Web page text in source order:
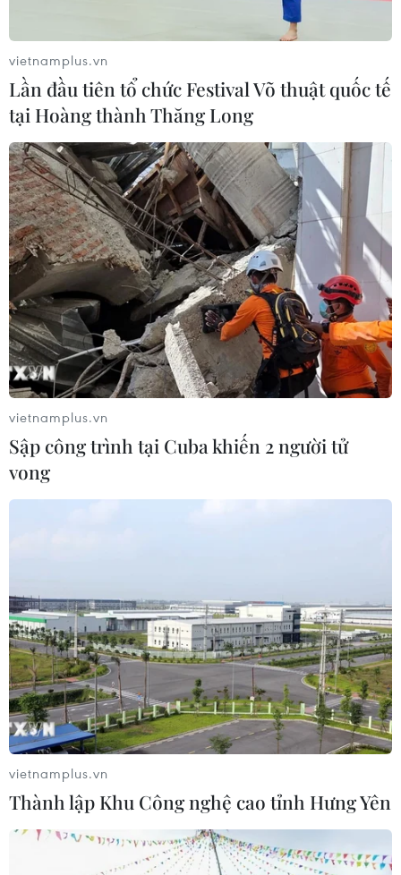
Ngày Quốc tế Yoga: Hơn 500 người tham
gia hưởng ứng "Yoga vì bản thân và xã hội"
30/06/2024 03:53
Theo đại diện Đại sứ quán Ấn Độ tại Việt Nam, Ngày
Quốc tế Yoga năm 2024 là hoạt động có ý nghĩa to lớn
trong việc tăng cường quan hệ giao lưu, đối ngoại và
hợp tác giữa Việt Nam và Ấn Độ.
vietnamplus.vn
Lần đầu tiên tổ chức Festival Võ thuật quốc tế
tại Hoàng thành Thăng Long
vietnamplus.vn
Sập công trình tại Cuba khiến 2 người tử
vong
vietnamplus.vn
Thành lập Khu Công nghệ cao tỉnh Hưng Yên